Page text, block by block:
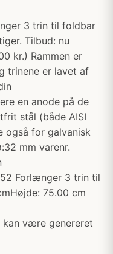
3 trin til foldbar
Tilbud: nu
kr.) Rammen er
trinene er lavet af
en anode på de
stål (både AISI
for galvanisk
mm varenr.
Forlænger 3 trin til
75.00 cm
kan være genereret